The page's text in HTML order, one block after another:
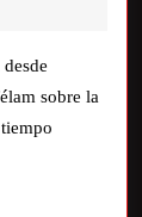
sobre la